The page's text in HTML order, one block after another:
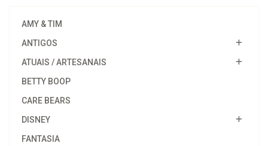
AMY & TIM
ANTIGOS
ATUAIS / ARTESANAIS
BETTY BOOP
CARE BEARS
DISNEY
FANTASIA